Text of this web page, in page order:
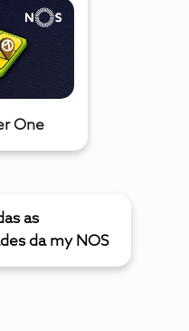
One
as
da my NOS